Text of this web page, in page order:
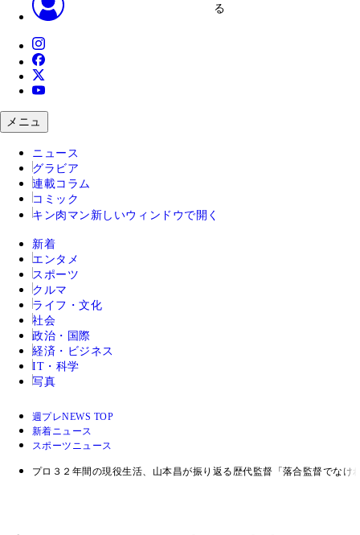
る
メニュ
ニュース
グラビア
連載コラム
コミック
キン肉マン 新しいウィンドウで開く
新着
エンタメ
スポーツ
クルマ
ライフ・文化
社会
政治・国際
経済・ビジネス
IT・科学
写真
週プレNEWS TOP
新着ニュース
スポーツニュース
プロ３２年間の現役生活、山本昌が振り返る歴代監督「落合監督でな